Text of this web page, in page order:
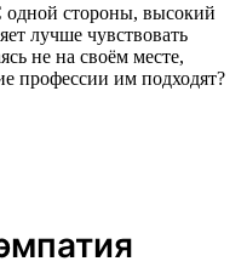
стороны, высокий
лучше чувствовать
не на своём месте,
профессии им подходят?